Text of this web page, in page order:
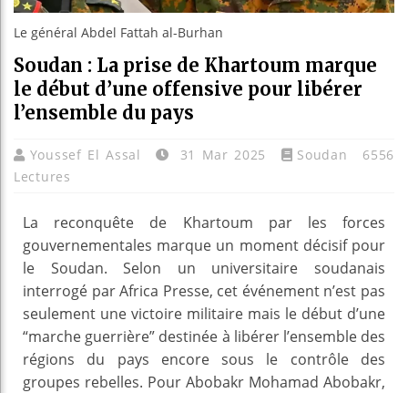
Le général Abdel Fattah al-Burhan
Soudan : La prise de Khartoum marque
le début d’une offensive pour libérer
l’ensemble du pays
Youssef El Assal 31 Mar 2025 Soudan
6556
Lectures
La reconquête de Khartoum par les forces
gouvernementales marque un moment décisif pour
le Soudan. Selon un universitaire soudanais
interrogé par Africa Presse, cet événement n’est pas
seulement une victoire militaire mais le début d’une
“marche guerrière” destinée à libérer l’ensemble des
régions du pays encore sous le contrôle des
groupes rebelles. Pour Abobakr Mohamad Abobakr,